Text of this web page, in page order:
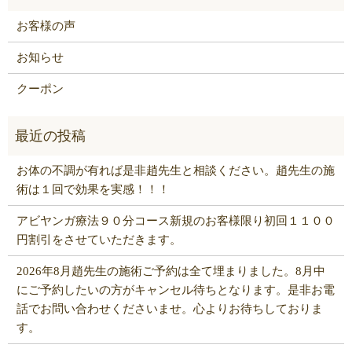
お客様の声
お知らせ
クーポン
お体の不調が有れば是非趙先生と相談ください。趙先生の施
術は１回で効果を実感！！！
アビヤンガ療法９０分コース新規のお客様限り初回１１００
円割引をさせていただきます。
2026年8月趙先生の施術ご予約は全て埋まりました。8月中
にご予約したいの方がキャンセル待ちとなります。是非お電
話でお問い合わせくださいませ。心よりお待ちしておりま
す。